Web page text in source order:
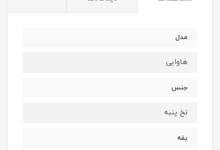
مدل
هاوایی
جنس
نخ پنبه
یقه